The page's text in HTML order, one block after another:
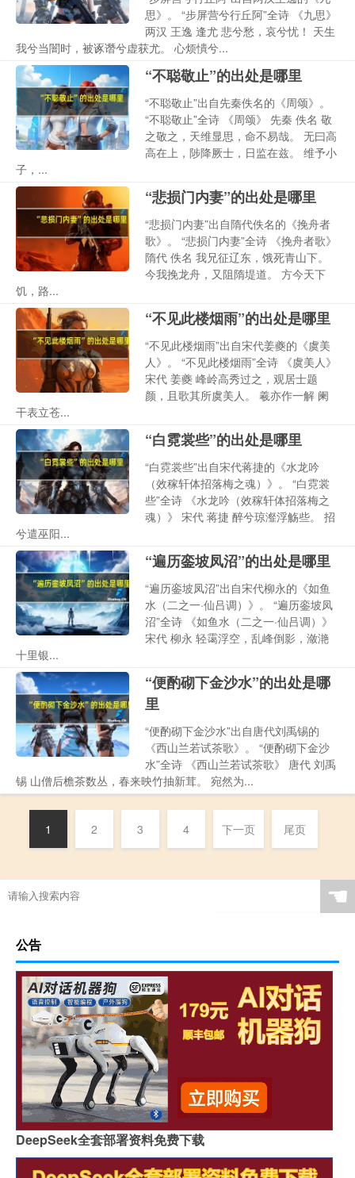
思》。 “步屏营兮行丘阿”全诗 《九思》
两汉 王逸 逢尤 悲兮愁，哀兮忧！ 天生
我兮当闇时，被诼谮兮虚获尤。 心烦憒兮...
“不聪敬止”的出处是哪里
“不聪敬止”出自先秦佚名的《周颂》。
“不聪敬止”全诗 《周颂》 先秦 佚名 敬
之敬之，天维显思，命不易哉。 无曰高
高在上，陟降厥士，日监在兹。 维予小
子，...
“悲损门内妻”的出处是哪里
“悲损门内妻”出自隋代佚名的《挽舟者
歌》。 “悲损门内妻”全诗 《挽舟者歌》
隋代 佚名 我兄征辽东，饿死青山下。
今我挽龙舟，又阻隋堤道。 方今天下
饥，路...
“不见此楼烟雨”的出处是哪里
“不见此楼烟雨”出自宋代姜夔的《虞美
人》。 “不见此楼烟雨”全诗 《虞美人》
宋代 姜夔 峰岭高秀过之，观居士题
颜，且歌其所虞美人。 羲亦作一解 阑
干表立苍...
“白霓裳些”的出处是哪里
“白霓裳些”出自宋代蒋捷的《水龙吟
（效稼轩体招落梅之魂）》。 “白霓裳
些”全诗 《水龙吟（效稼轩体招落梅之
魂）》 宋代 蒋捷 醉兮琼瀣浮觞些。 招
兮遣巫阳...
“遍历銮坡凤沼”的出处是哪里
“遍历銮坡凤沼”出自宋代柳永的《如鱼
水（二之一·仙吕调）》。 “遍历銮坡凤
沼”全诗 《如鱼水（二之一·仙吕调）》
宋代 柳永 轻霭浮空，乱峰倒影，潋滟
十里银...
“便酌砌下金沙水”的出处是哪
里
“便酌砌下金沙水”出自唐代刘禹锡的
《西山兰若试茶歌》。 “便酌砌下金沙
水”全诗 《西山兰若试茶歌》 唐代 刘禹
锡 山僧后檐茶数丛，春来映竹抽新茸。 宛然为...
1 2 3 4 下一页 尾页
☚
公告
DeepSeek全套部署资料免费下载